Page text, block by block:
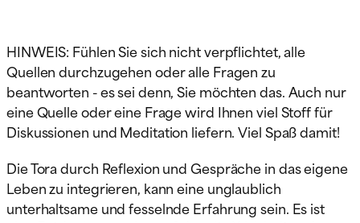
HINWEIS: Fühlen Sie sich nicht verpflichtet, alle
Quellen durchzugehen oder alle Fragen zu
beantworten - es sei denn, Sie möchten das. Auch nur
eine Quelle oder eine Frage wird Ihnen viel Stoff für
Diskussionen und Meditation liefern. Viel Spaß damit!
Die Tora durch Reflexion und Gespräche in das eigene
Leben zu integrieren, kann eine unglaublich
unterhaltsame und fesselnde Erfahrung sein. Es ist